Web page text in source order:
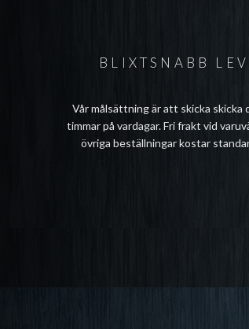
BLIXTSNABB
Vår målsättning är att skicka skicka
timmar på vardagar. Fri frakt vid
övriga beställningar kostar